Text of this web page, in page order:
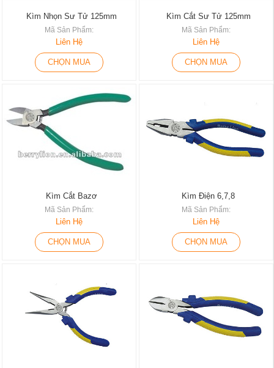
Kìm Nhọn Sư Tử 125mm
Mã Sản Phẩm:
Liên Hệ
CHỌN MUA
Kìm Cắt Sư Tử 125mm
Mã Sản Phẩm:
Liên Hệ
CHỌN MUA
Kìm Cắt Bazơ
Mã Sản Phẩm:
Liên Hệ
CHỌN MUA
Kìm Điện 6,7,8
Mã Sản Phẩm:
Liên Hệ
CHỌN MUA